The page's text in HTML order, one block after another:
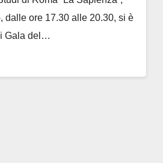
dalle ore 17.30 alle 20.30, si è
Gala del…